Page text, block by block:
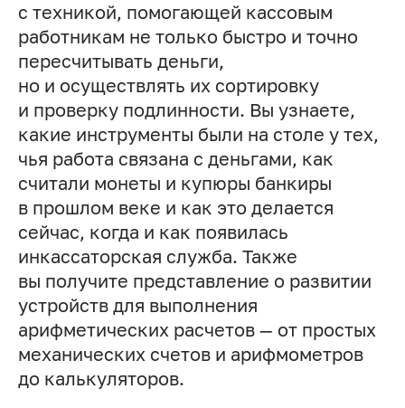
с техникой, помогающей кассовым
работникам не только быстро и точно
пересчитывать деньги,
но и осуществлять их сортировку
и проверку подлинности. Вы узнаете,
какие инструменты были на столе у тех,
чья работа связана с деньгами, как
считали монеты и купюры банкиры
в прошлом веке и как это делается
сейчас, когда и как появилась
инкассаторская служба. Также
вы получите представление о развитии
устройств для выполнения
арифметических расчетов — от простых
механических счетов и арифмометров
до калькуляторов.